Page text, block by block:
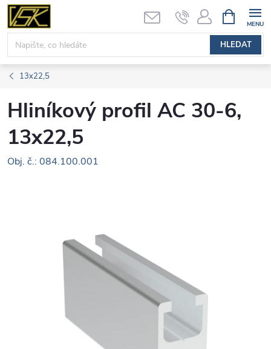
Přejít
obsah
HLEDAT
NÁKUPNÍ
KOŠÍK
13x22,5
Hliníkový profil AC 30-6,
13x22,5
Obj. č.: 084.100.001